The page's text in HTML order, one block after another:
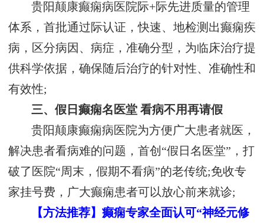
贵阳颠康癫痫病医院际+际先进质量的管理
体系，首批通过际认证，快速、地检测出癫痫疾
病，区分病因、病症，准确分型，为临床治疗提
供科学依据，确保随后治疗的针对性、准确性和
有效性;
三、假日癫痫名医堂 看病不用再请假
贵阳颠康癫痫病医院为方便广大患者就医，
解决患者看病难的问题，首创“假日名医堂”，打
破了医院“周末，假期不看病”的老传统;免收专
家挂号费，广大癫痫患者可以放心前来就诊;
【方法推荐】癫痫专家全面认可“神经元修